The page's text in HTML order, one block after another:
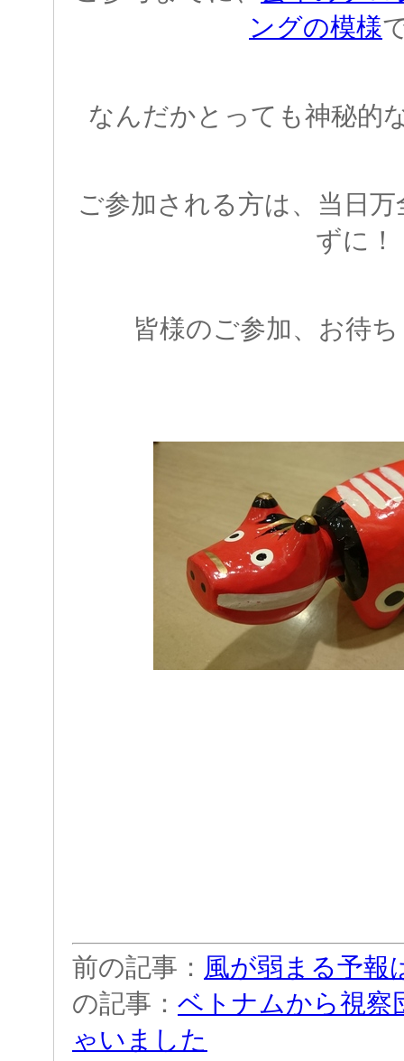
ングの模様
なんだかとっても神秘的
ご参加される方は、当日
ずに！
皆様のご参加、お待
前の記事： 風が弱まる予報
の記事： ベトナムから視察
ゃいました